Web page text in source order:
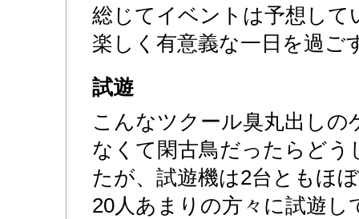
総じてイベントは予想して
楽しく有意義な一日を過ご
試遊
こんなツクール臭丸出しの
なくて閑古鳥だったらど
たが、試遊機は2台ともほ
20人あまりの方々に試遊